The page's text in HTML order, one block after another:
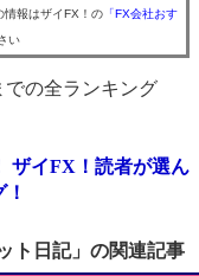
情報はザイFX！の 「FX会社おす
い
の全ランキング
ザイFX！読者が選ん
ト日記」の関連記事